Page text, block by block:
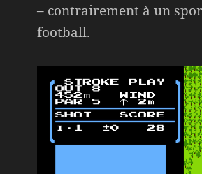
– contrairement à un
football.